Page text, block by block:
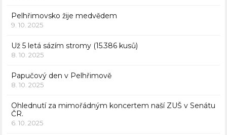
Pelhřimovsko žije medvědem
9. 10. 2025
Už 5 letá sázím stromy (15.386 kusů)
8. 10. 2025
Papučový den v Pelhřimově
8. 10. 2025
Ohlednutí za mimořádným koncertem naší ZUŠ v Senátu
ČR.
6. 10. 2025